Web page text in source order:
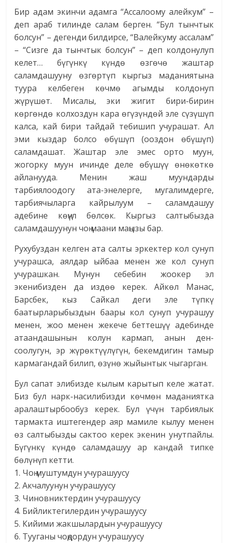
Бир адам экинчи адамга “Ассалоому алейкум” –
деп араб тилинде салам берген. “Бул тынчтык
болсун” – дегенди билдирсе, “Валейкуму ассалам”
– “Сизге да тынчтык болсун” – деп колдонулуп
келет… бүгүнкү күндө өзгөчө жаштар
саламдашууну өзгөртүп кыргыз маданиятына
туура келбеген көчмө агымды колдонуп
жүрүшөт. Мисалы, эки жигит бири-бирин
көргөндө колхоздун кара өгүзүндөй эле сүзүшүп
калса, кай бири тайдай тебишип учурашат. Ал
эми кыздар болсо өбүшүп (ооздон өбүшүп)
саламдашат. Жаштар эле эмес орто муун,
жогорку муун ичинде деле өбүшүү өнөкөткө
айланууда. Менин жаш муундарды
тарбиялоодогу ата-энелерге, мугалимдерге,
тарбиячыларга кайрылуум – саламдашуу
адебине көңүл бөлсөк. Кыргыз салтыбызда
саламдашуунун чоң маани маңызы бар.
Рухубуздан келген ата салты эркектер кол сунуп
учурашса, аялдар ыйбаа менен же кол сунуп
учурашкан. Мунун себебин жоокер эл
экенибизден да издөө керек. Айкөл Манас,
Барсбек, кыз Сайкал деги эле түпкү
баатырларыбыздын баары кол сунуп учурашуу
менен, жоо менен жекече беттешүү адебинде
атаандашынын колун кармап, анын ден-
соолугун, эр жүрөктүүлүгүн, бекемдигин тамыр
кармагандай билип, өзүнө жыйынтык чыгарган.
Бул сапат элибизде кылым карытып келе жатат.
Биз бул нарк-насилибизди көчмөн маданиятка
аралаштырбообуз керек. Бул үчүн тарбиялык
тармакта иштегендер аяр мамиле кылуу менен
өз салтыбызды сактоо керек экенин унутпайлы.
Бүгүнкү күндө саламдашуу ар кандай типке
бөлүнүп кетти.
1. Чоң муштумдун учурашуусу
2. Акчалуунун учурашуусу
3. Чиновниктердин учурашуусу
4. Бийликтегилердин учурашуусу
5. Кийими жакшылардын учурашуусу
6. Тууганы чоңдордун учурашуусу